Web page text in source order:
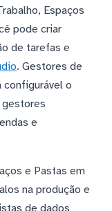
Espaços
pode criar
de tarefas e
. Gestores de
configurável o
gestores
e
e Pastas em
na produção e